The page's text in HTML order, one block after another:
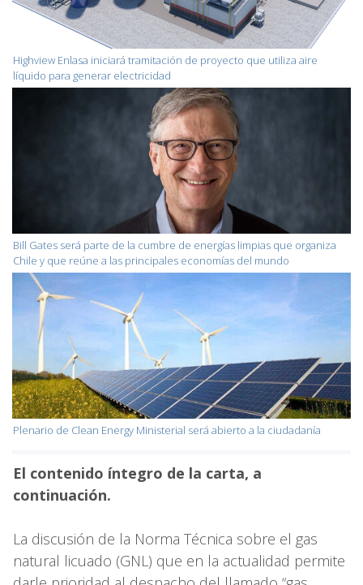
Highview Enlasa iniciará tramitación de proyecto que utiliza aire
líquido para generar electricidad
Bill Gates será parte de la cumbre de energías limpias que organiza
Chile y que reúne a las principales economías del mundo
Plenario de Clean Energy Ministerial será abierto a la ciudadanía
El contenido íntegro de la carta, a
continuación.
La discusión de la Norma Técnica sobre el gas
natural licuado (GNL) que en la actualidad permite